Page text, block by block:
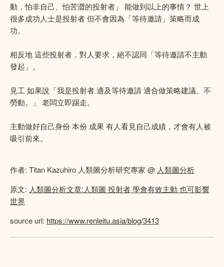
動，怕非自己、怕苦澀的投射者」 能做到以上的事情？ 世上
很多成功人士是投射者 但不會因為「等待邀請」策略而成
功。
相反地 這些投射者，對人要求，絕不認同「等待邀請不主動
發起」。
見工 如果說「我是投射者 適及等待邀請 適合做策略建議、不
勞動。」 老闆立即踢走。
主動做好自己身份 本份 成果 有人看見自己成績，才會有人被
吸引前來。
作者: Titan Kazuhiro 人類圖分析研究專家 @ 人類圖分析
原文: 人類圖分析文章:人類圖 投射者 學會有效主動 也可影響
世界
source url: https://www.renleitu.asia/blog/3413